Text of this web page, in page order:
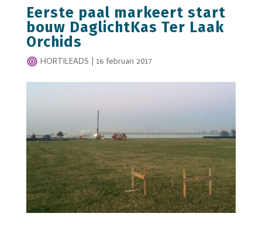
Eerste paal markeert start
bouw DaglichtKas Ter Laak
Orchids
HORTILEADS | 16 februari 2017